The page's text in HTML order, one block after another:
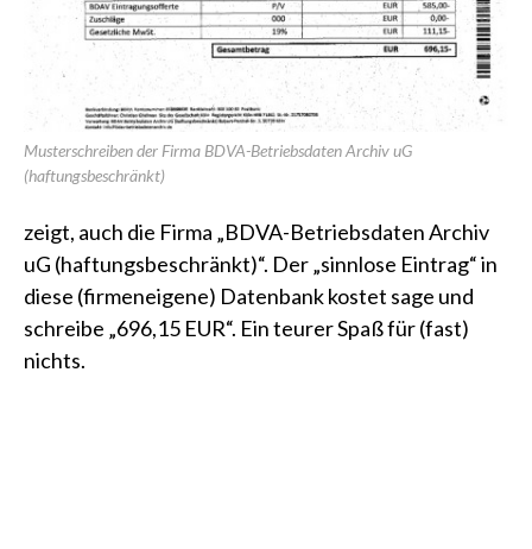
Musterschreiben der Firma BDVA-Betriebsdaten Archiv uG
(haftungsbeschränkt)
zeigt, auch die Firma „BDVA-Betriebsdaten Archiv
uG (haftungsbeschränkt)“. Der „sinnlose Eintrag“ in
diese (firmeneigene) Datenbank kostet sage und
schreibe „696,15 EUR“. Ein teurer Spaß für (fast)
nichts.